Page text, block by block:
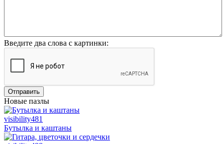
Введите два слова с картинки:
Отправить
Новые пазлы
visibility481
Бутылка и каштаны